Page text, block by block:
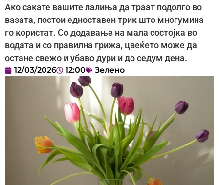
Ако сакате вашите лалиња да траат подолго во
вазата, постои едноставен трик што многумина
го користат. Со додавање на мала состојка во
водата и со правилна грижа, цвеќето може да
остане свежо и убаво дури и до седум дена.
12/03/2026 12:00 Зелено